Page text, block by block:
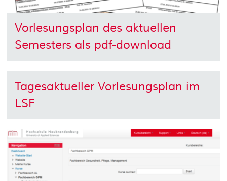
Vorlesungsplan des aktuellen
Semesters als pdf-download
Tagesaktueller Vorlesungsplan im
LSF